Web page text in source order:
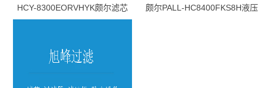
HCY-8300EORVHYK颇尔滤芯
颇尔PALL-HC8400FKS8H液压